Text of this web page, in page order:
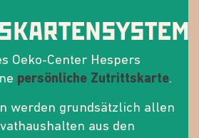
Oeko-Center Hespers
persönliche Zutrittskarte.
werden grundsätzlich allen
aus den